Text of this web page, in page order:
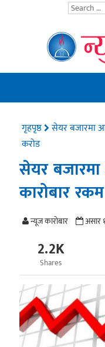
गृहपृष्ठ
सेयर बजारमा
करोड
सेयर
कारोबार
न्यूज काराेबार असार
2.2K
Shares